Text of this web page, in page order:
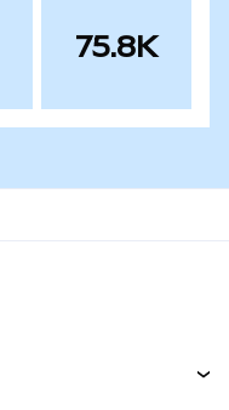
75.8K